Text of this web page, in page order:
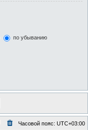
по убыванию
Часовой пояс: UTC+03:00